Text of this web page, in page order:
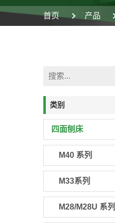
首页 产品
类别
四面刨床
M40 系列
M33系列
M28/M28U 系列